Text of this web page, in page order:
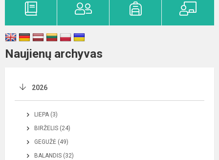
Naujienų archyvas
2026
LIEPA (3)
BIRŽELIS (24)
GEGUŽĖ (49)
BALANDIS (32)